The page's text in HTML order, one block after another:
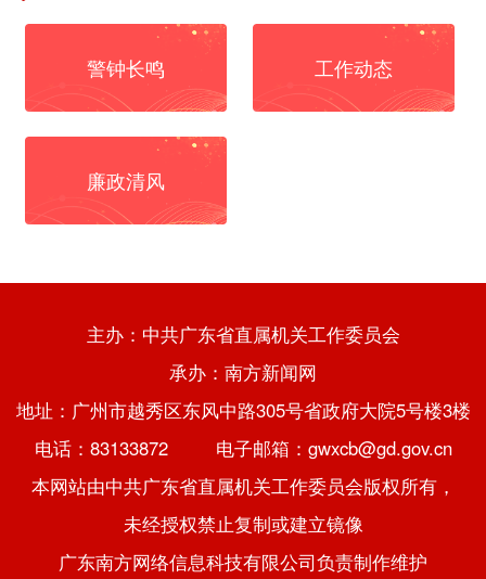
警钟长鸣 工作动态
廉政清风
主办：中共广东省直属机关工作委员会
承办：南方新闻网
地址：广州市越秀区东风中路305号省政府大院5号楼3楼
电话：83133872 电子邮箱：gwxcb@gd.gov.cn
本网站由中共广东省直属机关工作委员会版权所有，
未经授权禁止复制或建立镜像
广东南方网络信息科技有限公司负责制作维护